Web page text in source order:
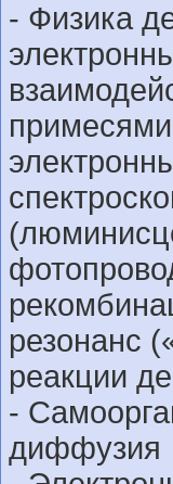
- Физика
резонанс
реакции
-
диффузия